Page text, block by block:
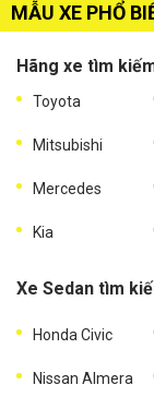
MẪU XE PHỔ
Hãng xe tìm
Toyota
Mitsubishi
Mercedes
Kia
Xe Sedan tìm
Honda Civic
Nissan Almera